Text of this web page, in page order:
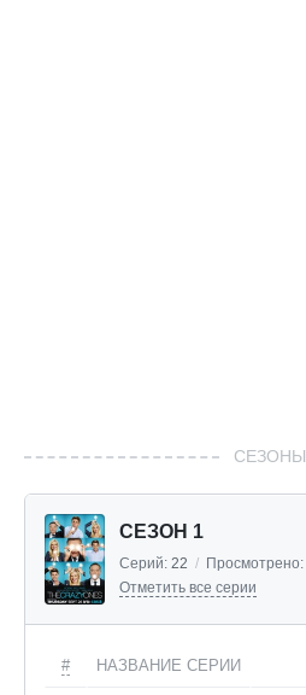
СЕЗОНЫ
СЕЗОН 1
Серий: 22 / Просмотрено:
Отметить все серии
# НАЗВАНИЕ СЕРИИ